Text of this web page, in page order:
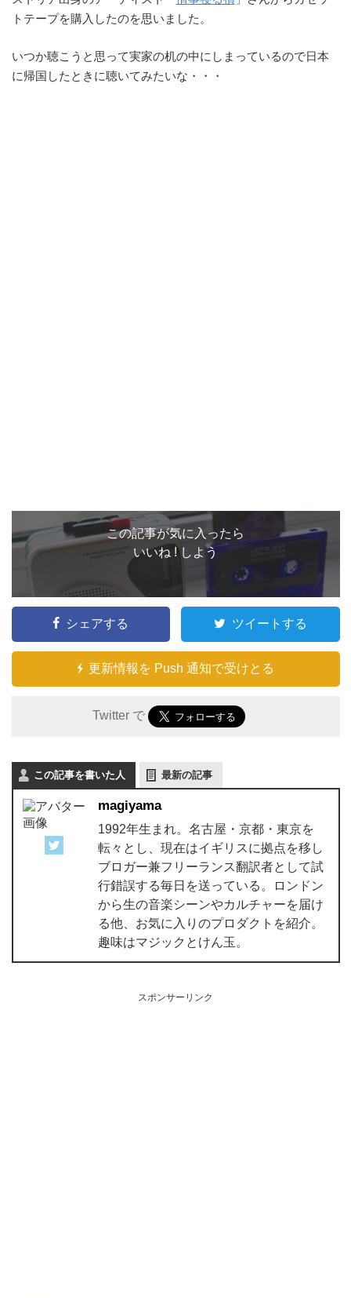
トテープを購入したのを思いました。
いつか聴こうと思って実家の机の中にしまっているので日本
に帰国したときに聴いてみたいな・・・
この記事が気に入ったら
いいね ! しよう
シェアする ツイートする
更新情報を Push 通知で受けとる
Twitter で
この記事を書いた人 最新の記事
magiyama
1992年生まれ。名古屋・京都・東京を
転々とし、現在はイギリスに拠点を移し
ブロガー兼フリーランス翻訳者として試
行錯誤する毎日を送っている。ロンドン
から生の音楽シーンやカルチャーを届け
る他、お気に入りのプロダクトを紹介。
趣味はマジックとけん玉。
スポンサーリンク